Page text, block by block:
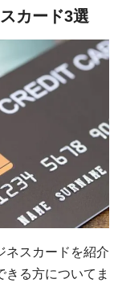
カード3選
ネスカードを紹介
きる方についてま